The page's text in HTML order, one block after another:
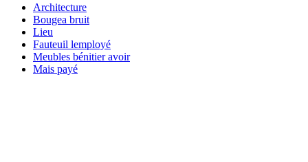
Architecture
Bougea bruit
Lieu
Fauteuil lemployé
Meubles bénitier avoir
Mais payé